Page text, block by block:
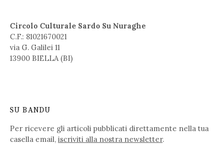
Circolo Culturale Sardo Su Nuraghe
C.F.: 81021670021
via G. Galilei 11
13900 BIELLA (BI)
SU BANDU
Per ricevere gli articoli pubblicati direttamente nella tua
casella email, iscriviti alla nostra newsletter.